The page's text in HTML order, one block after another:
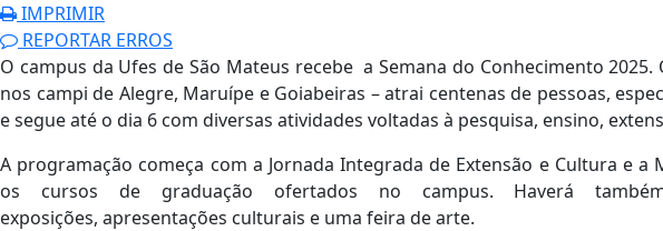
IMPRIMIR
REPORTAR ERROS
O campus da Ufes de São Mateus recebe a Semana do Conhecimento
nos campi de Alegre, Maruípe e Goiabeiras – atrai centenas de pessoas,
e segue até o dia 6 com diversas atividades voltadas à pesquisa, ensino,
A programação começa com a Jornada Integrada de Extensão e Cultura e
os cursos de graduação ofertados no campus. Haverá
exposições, apresentações culturais e uma feira de arte.